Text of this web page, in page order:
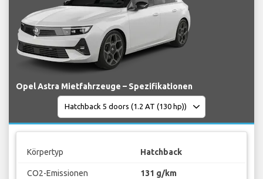
Opel Astra Mietfahrzeuge – Spezifikationen
Körpertyp Hatchback
CO2-Emissionen 131 g/km